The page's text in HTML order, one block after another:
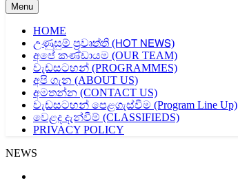
Menu
HOME
උණුසුම් ප්‍රවෘත්ති (𝖧𝖮𝖳 𝖭𝖤𝖶𝖲)
අපේ කණ්ඩායම (OUR TEAM)
වැඩසටහන් (PROGRAMMES)
අපි ගැන (ABOUT US)
අමතන්න (CONTACT US)
වැඩසටහන් පෙළගැස්වීම (Program Line Up)
වෙළද දැන්වීම් (CLASSIFIEDS)
PRIVACY POLICY
NEWS